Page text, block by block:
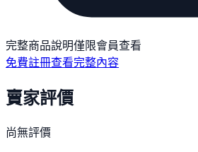
完整商品說明僅限會員查看
免費註冊查看完整內容
賣家評價
尚無評價